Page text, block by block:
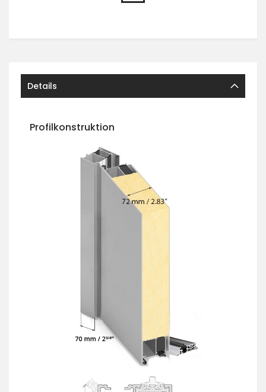
Details